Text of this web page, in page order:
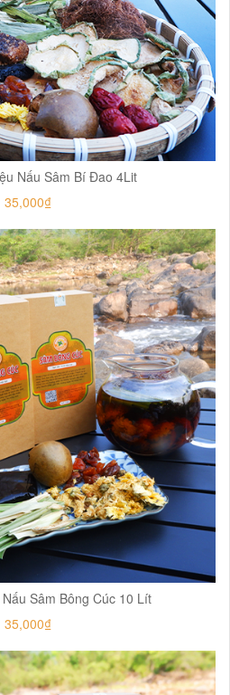
Nấu Sâm Bí Đao 4Lit
35,000₫
Sâm Bông Cúc 10 Lít
35,000₫